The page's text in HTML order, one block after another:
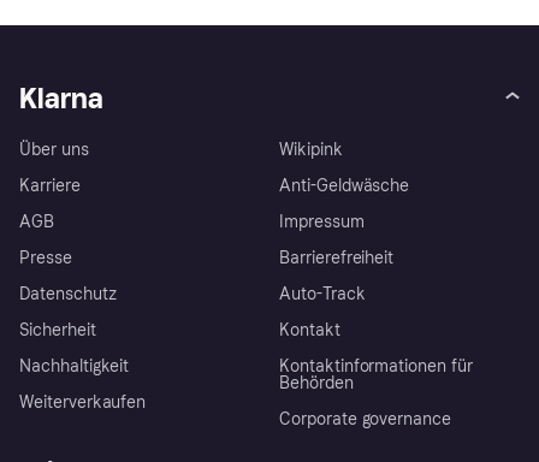
Klarna
Über uns
Karriere
AGB
Presse
Datenschutz
Sicherheit
Nachhaltigkeit
Weiterverkaufen
Wikipink
Anti-Geldwäsche
Impressum
Barrierefreiheit
Auto-Track
Kontakt
Kontaktinformationen für
Behörden
Corporate governance